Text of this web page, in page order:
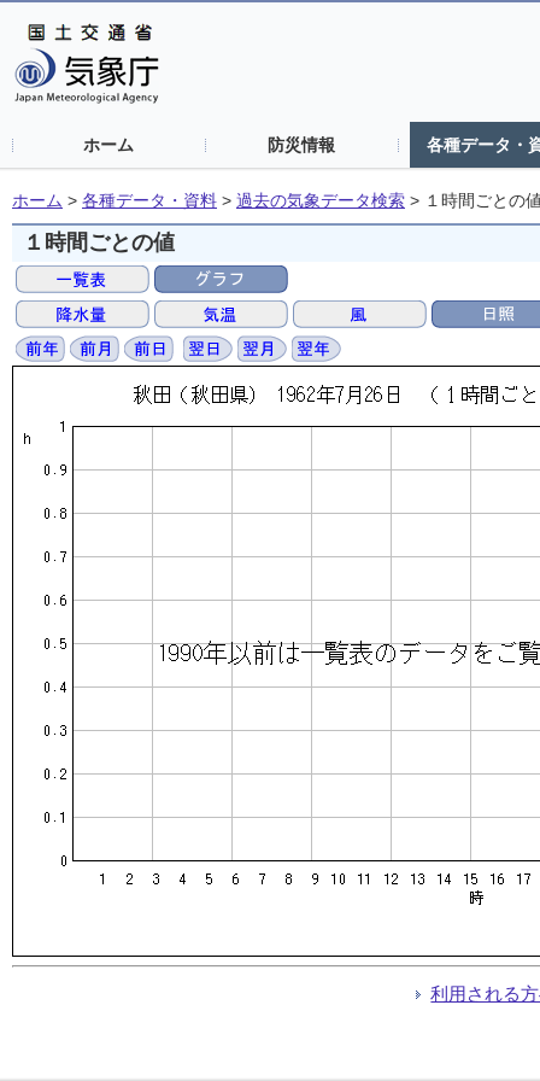
ホーム 防災情報 各種データ・
ホーム > 各種データ・資料 > 過去の気象データ検索 > １時間ごとの
１時間ごとの値
利用される